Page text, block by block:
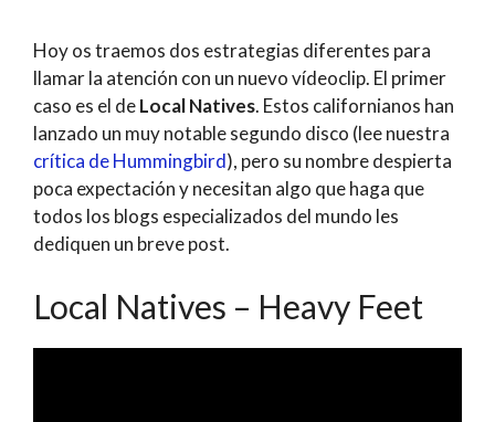
Hoy os traemos dos estrategias diferentes para
llamar la atención con un nuevo vídeoclip. El primer
caso es el deLocal Natives. Estos californianos han
lanzado un muy notable segundo disco (lee nuestra
crítica de Hummingbird), pero su nombre despierta
poca expectación y necesitan algo que haga que
todos los blogs especializados del mundo les
dediquen un breve post.
Local Natives – Heavy Feet